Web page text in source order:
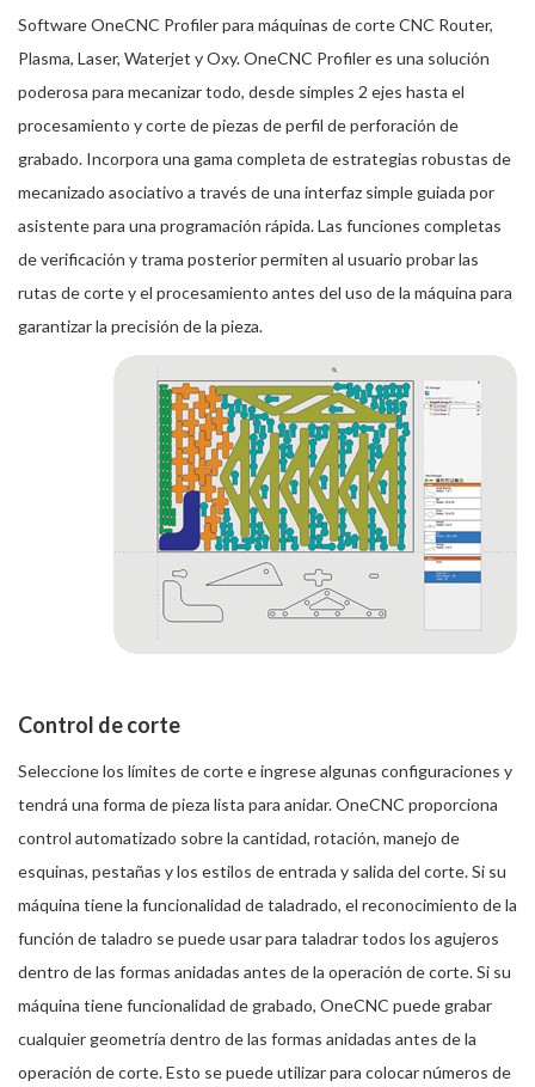
Software OneCNC Profiler para máquinas de corte CNC Router,
Plasma, Laser, Waterjet y Oxy. OneCNC Profiler es una solución
poderosa para mecanizar todo, desde simples 2 ejes hasta el
procesamiento y corte de piezas de perfil de perforación de
grabado. Incorpora una gama completa de estrategias robustas de
mecanizado asociativo a través de una interfaz simple guiada por
asistente para una programación rápida. Las funciones completas
de verificación y trama posterior permiten al usuario probar las
rutas de corte y el procesamiento antes del uso de la máquina para
garantizar la precisión de la pieza.
Control de corte
Seleccione los límites de corte e ingrese algunas configuraciones y
tendrá una forma de pieza lista para anidar. OneCNC proporciona
control automatizado sobre la cantidad, rotación, manejo de
esquinas, pestañas y los estilos de entrada y salida del corte. Si su
máquina tiene la funcionalidad de taladrado, el reconocimiento de la
función de taladro se puede usar para taladrar todos los agujeros
dentro de las formas anidadas antes de la operación de corte. Si su
máquina tiene funcionalidad de grabado, OneCNC puede grabar
cualquier geometría dentro de las formas anidadas antes de la
operación de corte. Esto se puede utilizar para colocar números de